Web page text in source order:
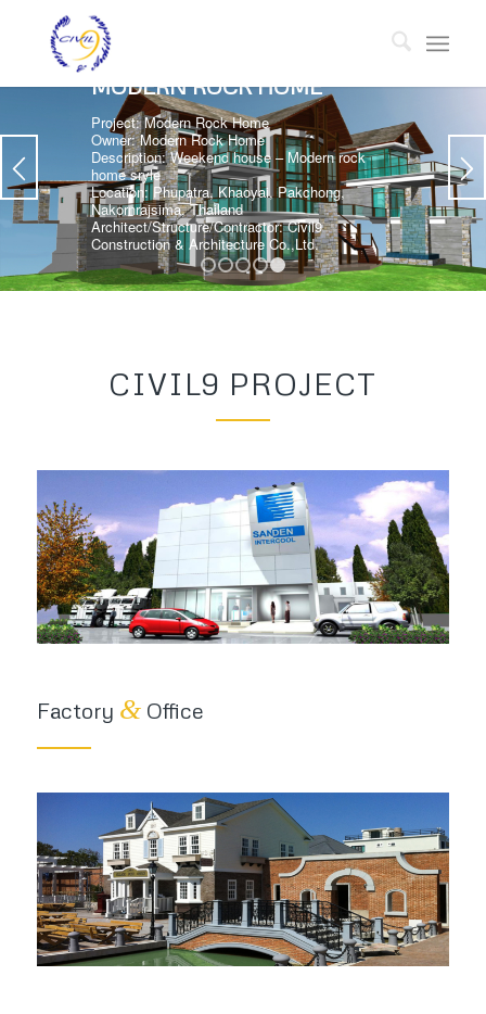
MODERN ROCK HOME
Project: Modern Rock Home
Owner: Modern Rock Home
Description: Weekend house – Modern rock
home sryle
Location: Phupatra, Khaoyai, Pakchong,
Nakornrajsima, Thailand
Architect/Structure/Contractor: Civil9
Construction & Architecture Co.,Ltd.
1 2 3 4 5
CIVIL9 PROJECT
Factory &Office